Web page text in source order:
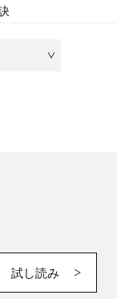
試し読み